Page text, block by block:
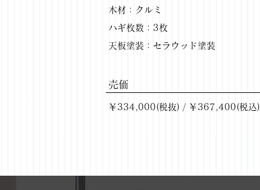
木材：クルミ
ハギ枚数：3枚
天板塗装：セラウッド塗装
​売価
￥334,000(税抜) / ￥367,400(税込)